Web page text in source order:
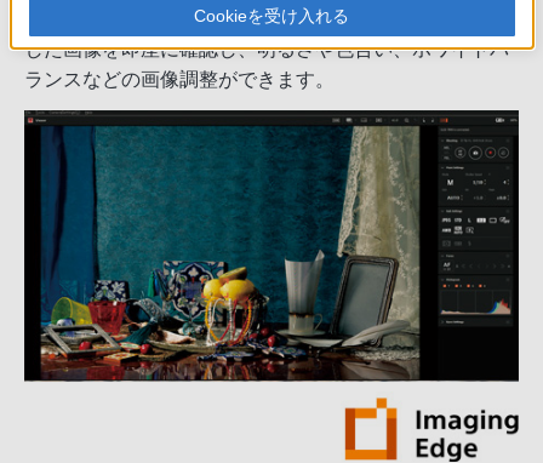
リーズ「Imaging Edge（イメージング エッジ）」。撮影
した画像を即座に確認し、明るさや色合い、ホワイトバ
ランスなどの画像調整ができます。
Cookieを受け入れる